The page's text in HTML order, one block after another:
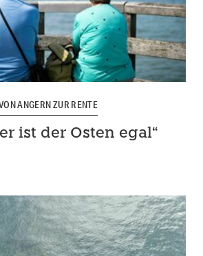
ANGERN ZUR RENTE
ist der Osten egal“